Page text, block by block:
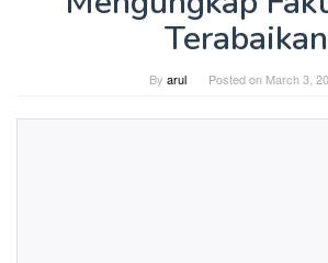
Terabaikan
By arul Posted on March 3,